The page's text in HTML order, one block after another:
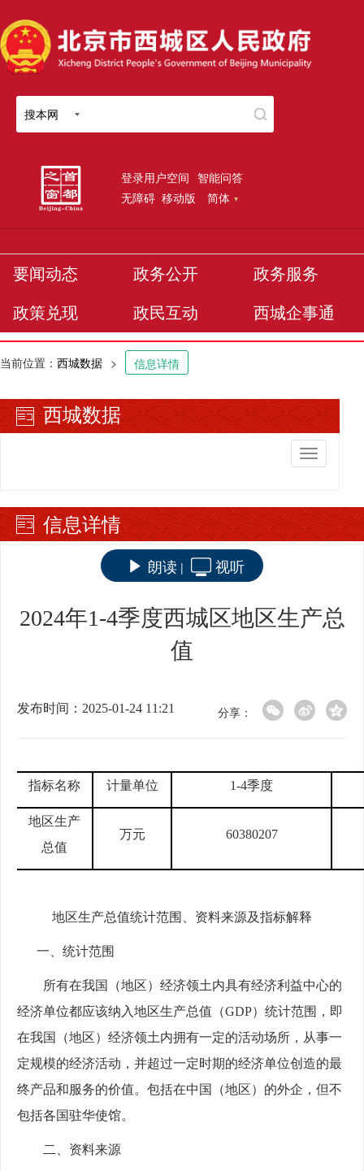
搜本网
登录用户空间 智能问答
无障碍 移动版 简体
要闻动态 政务公开 政务服务
政策兑现 政民互动 西城企事通
当前位置： 西城数据 > 信息详情
西城数据
切
换
航
信息详情
朗读 | 视听
2024年1-4季度西城区地区生产总
值
发布时间：2025-01-24 11:21 分享：
指标名称 计量单位 1-4季度
地区生产
总值
万元 60380207
地区生产总值统计范围 、资料来源及指标解释
一、统计范围
所有在我国 （地区） 经济领土内具有经济利益中心的
经济单位都应该纳入地区生产总值（GDP）统计范围，即
在我国
（地区） 经济领土内拥有一定的活动场所，从事一
定规模的经济活动，并超过一定时期的经济单位创造的最
终产品和服务的价值。 包括在中国（地区）的外企，但不
包括各国驻华使馆。
二、资料来源